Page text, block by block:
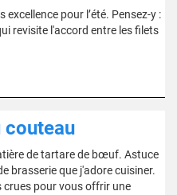
excellence pour l’été. Pensez-y :
revisite l'accord entre les filets
de tartare de bœuf. Astuce
brasserie que j'adore cuisiner.
crues pour vous offrir une